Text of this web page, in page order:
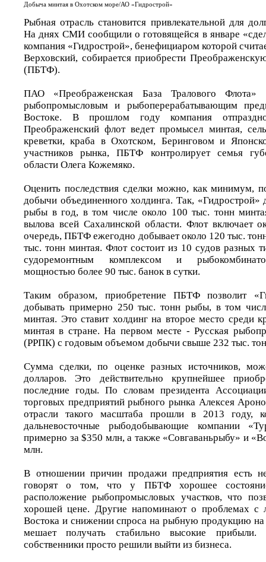
Добыча минтая в Охотском море/АО «Гидрострой»
Рыбная отрасль становится привлекательной для
На днях СМИ сообщили о готовящейся в январе
компания «Гидрострой», бенефициаром которой
Верховский, собирается приобрести
(ПБТФ).
ПАО «Преображенская База Тралового Флота»
рыбопромысловым и рыбоперерабатывающим
Востоке. В прошлом году компания
Преображенский флот ведет промысел минтая,
креветки, краба в Охотском, Беринговом и
участников рынка, ПБТФ контролирует семья
области Олега Кожемяко.
Оценить последствия сделки можно, как минимум,
добычи объединенного холдинга. Так, «Гидрострой»
рыбы в год, в том числе около 100 тыс. тонн
вылова всей Сахалинской области. Флот включает
очередь, ПБТФ ежегодно добывает около 120 тыс.
тыс. тонн минтая. Флот состоит из 10 судов разных
судоремонтным комплексом и
мощностью более 90 тыс. банок в сутки.
Таким образом, приобретение ПБТФ позволит
добывать примерно 250 тыс. тонн рыбы, в том
минтая. Это ставит холдинг на второе место среди
минтая в стране. На первом месте - Русская
(РРПК) с годовым объемом добычи свыше 232 тыс.
Сумма сделки, по оценке разных источников,
долларов. Это действительно крупнейшее
последние годы. По словам президента
торговых предприятий рыбного рынка Алексея
отрасли такого масштаба прошли в 2013 году,
дальневосточные рыбодобывающие компании
примерно за $350 млн, а также «Совгаваньрыбу» и
млн.
В отношении причин продажи предприятия есть
говорят о том, что у ПБТФ хорошее
расположение рыбопромысловых участков, что
хорошей цене. Другие напоминают о проблемах с
Востока и снижении спроса на рыбную продукцию на
мешает получать стабильно высокие прибыли.
собственники просто решили выйти из бизнеса.